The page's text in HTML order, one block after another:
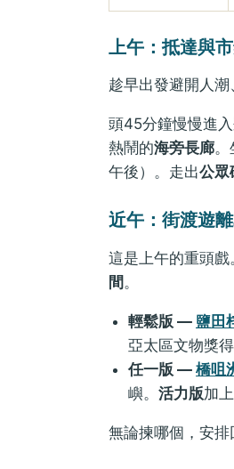
上午：抵達與
趁早出發避開人
頭45分鐘慢慢進
熱鬧的海旁長廊。
午後）。走出公眾
近午：街渡遊
這是上午的重頭
間。
輕鬆版 — 鹽田
亞太區文物獎
任一版 —橋咀
嶼。活力版加
無論揀哪個，安排